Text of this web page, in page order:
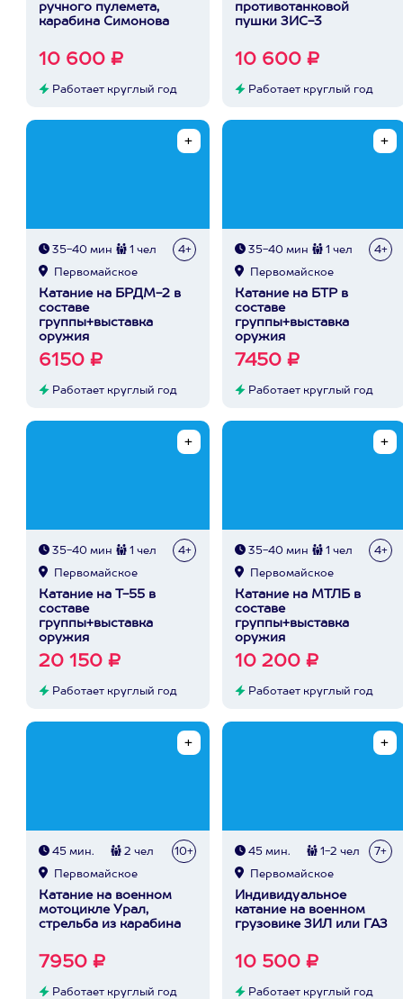
ручного пулемета,
карабина Симонова
10 600 ₽
Работает круглый год
противотанковой
пушки ЗИС-3
10 600 ₽
Работает круглый год
35-40 мин 1 чел 4+
Первомайское
Катание на БРДМ-2 в
составе
группы+выставка
оружия
6150 ₽
Работает круглый год
35-40 мин 1 чел 4+
Первомайское
Катание на БТР в
составе
группы+выставка
оружия
7450 ₽
Работает круглый год
35-40 мин 1 чел 4+
Первомайское
Катание на Т-55 в
составе
группы+выставка
оружия
20 150 ₽
Работает круглый год
35-40 мин 1 чел 4+
Первомайское
Катание на МТЛБ в
составе
группы+выставка
оружия
10 200 ₽
Работает круглый год
45 мин. 2 чел 10+
Первомайское
Катание на военном
мотоцикле Урал,
стрельба из карабина
7950 ₽
Работает круглый год
45 мин. 1-2 чел 7+
Первомайское
Индивидуальное
катание на военном
грузовике ЗИЛ или ГАЗ
10 500 ₽
Работает круглый год